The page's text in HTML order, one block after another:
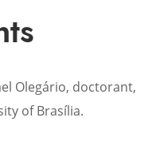
Olegário, doctorant,
of Brasília.